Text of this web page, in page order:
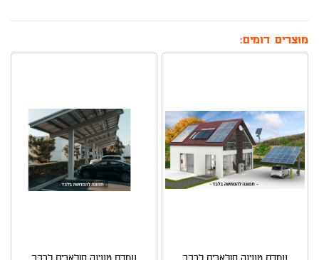
מוצרים דומים: